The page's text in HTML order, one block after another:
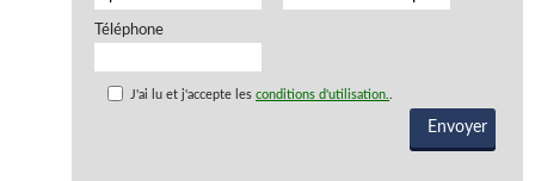
Téléphone
J'ai lu et j'accepte lesconditions d'utilisation.